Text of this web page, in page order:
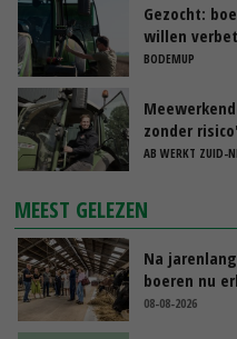
Gezocht:
willen
BODEMUP
zonder
AB WERKT ZUID-
MEEST GELEZEN
Na
boeren nu
08-08-2026